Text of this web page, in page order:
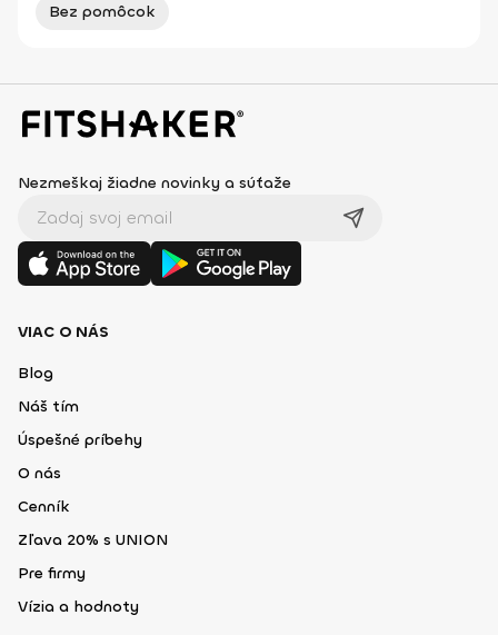
Bez pomôcok
Nezmeškaj žiadne novinky a súťaže
VIAC O NÁS
Blog
Náš tím
Úspešné príbehy
O nás
Cenník
Zľava 20% s UNION
Pre firmy
Vízia a hodnoty